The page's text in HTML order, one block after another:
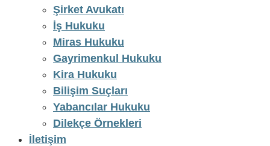
Şirket Avukatı
İş Hukuku
Miras Hukuku
Gayrimenkul Hukuku
Kira Hukuku
Bilişim Suçları
Yabancılar Hukuku
Dilekçe Örnekleri
İletişim